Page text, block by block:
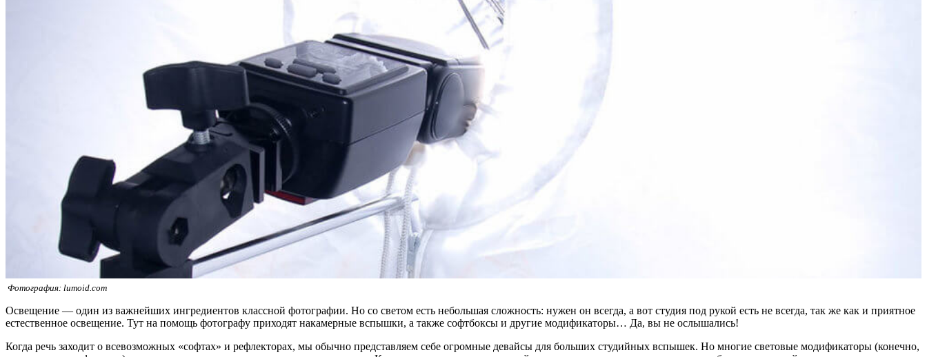
Фотография: lumoid.com
Освещение — один из важнейших ингредиентов классной фотографии. Но со светом есть небольшая сложность: нужен он всегда, а вот студия под рукой есть не всегда, так же как и приятное
естественное освещение. Тут на помощь фотографу приходят накамерные вспышки, а также софтбоксы и другие модификаторы… Да, вы не ослышались!
Когда речь заходит о всевозможных «софтах» и рефлекторах, мы обычно представляем себе огромные девайсы для больших студийных вспышек. Но многие световые модификаторы (конечно,